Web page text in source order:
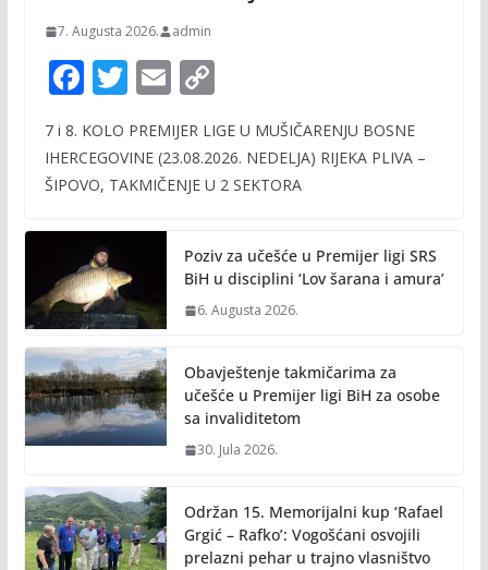
7. Augusta 2026. admin
F
e
b
o
k
T
itt
er
E
ai
l
C
p
y
n
k
7 i 8. KOLO PREMIJER LIGE U MUŠIČARENJU BOSNE
IHERCEGOVINE (23.08.2026. NEDELJA) RIJEKA PLIVA –
ŠIPOVO, TAKMIČENJE U 2 SEKTORA
Poziv za učešće u Premijer ligi SRS
BiH u disciplini ‘Lov šarana i amura’
6. Augusta 2026.
Obavještenje takmičarima za
učešće u Premijer ligi BiH za osobe
sa invaliditetom
30. Jula 2026.
Održan 15. Memorijalni kup ‘Rafael
Grgić – Rafko’: Vogošćani osvojili
prelazni pehar u trajno vlasništvo